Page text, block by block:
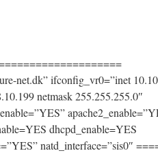
net.dk” ifconfig_vr0=”inet
netmask 255.255.255.0″
dhcpd_enable=YES
natd_interface=”sis0″